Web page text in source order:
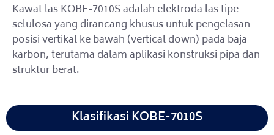
Kawat las KOBE-7010S adalah elektroda las tipe
selulosa yang dirancang khusus untuk pengelasan
posisi vertikal ke bawah (vertical down) pada baja
karbon, terutama dalam aplikasi konstruksi pipa dan
struktur berat.
Klasifikasi KOBE-7010S